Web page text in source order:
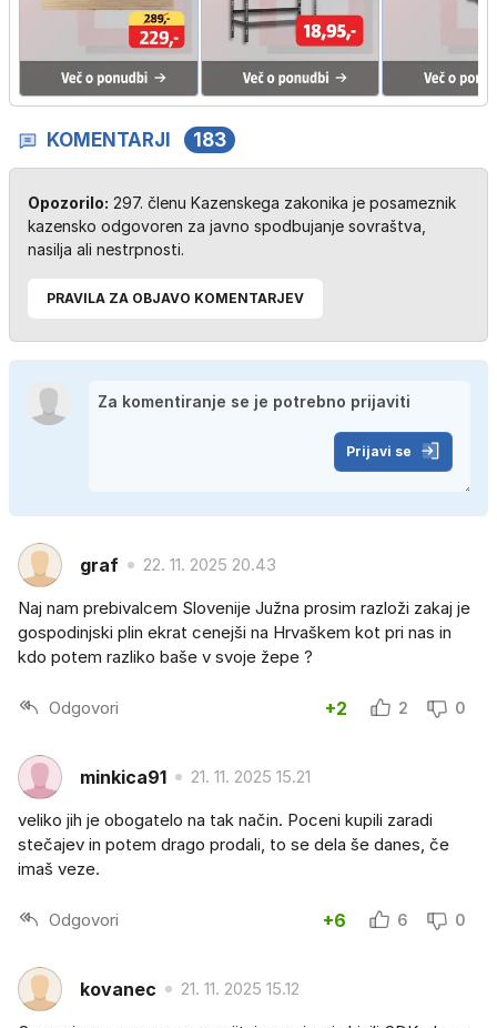
KOMENTARJI 183
Opozorilo: 297. členu Kazenskega zakonika je posameznik
kazensko odgovoren za javno spodbujanje sovraštva,
nasilja ali nestrpnosti.
PRAVILA ZA OBJAVO KOMENTARJEV
Prijavi se
graf 22. 11. 2025 20.43
Naj nam prebivalcem Slovenije Južna prosim razloži zakaj je
gospodinjski plin ekrat cenejši na Hrvaškem kot pri nas in
kdo potem razliko baše v svoje žepe ?
Odgovori +2 2 0
minkica91 21. 11. 2025 15.21
veliko jih je obogatelo na tak način. Poceni kupili zaradi
stečajev in potem drago prodali, to se dela še danes, če
imaš veze.
Odgovori +6 6 0
kovanec 21. 11. 2025 15.12